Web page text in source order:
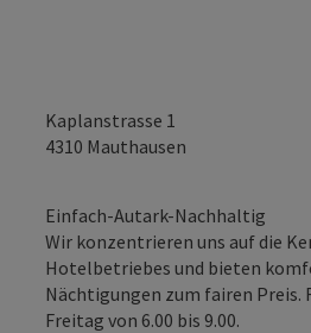
Kaplanstrasse 1
4310 Mauthausen
Einfach-Autark-Nachhaltig
Wir konzentrieren uns auf die
Hotelbetriebes und bieten
Nächtigungen zum fairen Preis.
Freitag von 6.00 bis 9.00.